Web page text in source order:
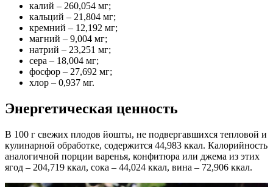
калий – 260,054 мг;
кальций – 21,804 мг;
кремний – 12,192 мг;
магний – 9,004 мг;
натрий – 23,251 мг;
сера – 18,004 мг;
фосфор – 27,692 мг;
хлор – 0,937 мг.
Энергетическая ценность
В 100 г свежих плодов йошты, не подвергавшихся тепловой и
кулинарной обработке, содержится 44,983 ккал. Калорийность
аналогичной порции варенья, конфитюра или джема из этих
ягод – 204,719 ккал, сока – 44,024 ккал, вина – 72,906 ккал.